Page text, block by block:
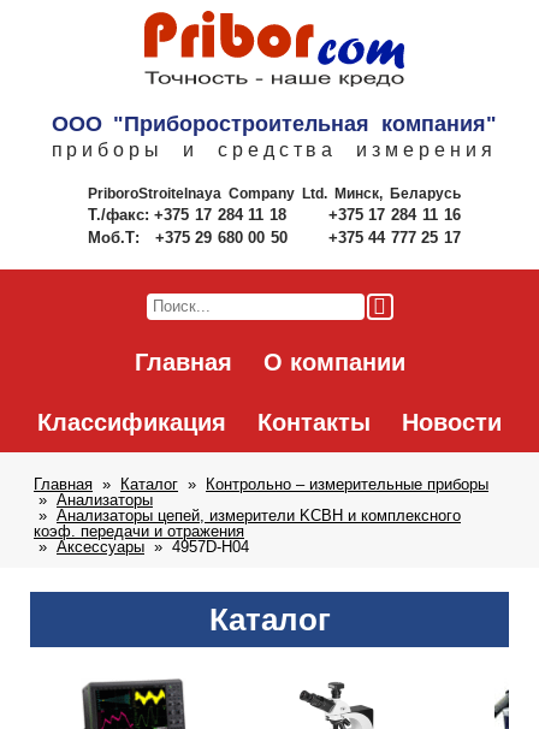
ООО "Приборостроительная компания"
приборы и средства измерения
PriboroStroitelnaya Company Ltd.Минск, Беларусь
Т./факс: +375 17 284 11 18
+375 17 284 11 16
Моб.Т:
+375 29 680 00 50 +375 44 777 25 17
Главная О компании
Классификация Контакты Новости
Главная Каталог
Контрольно – измерительные приборы
Анализаторы
Анализаторы цепей, измерители KCBH и комплексного
коэф. передачи и отражения
Аксессуары
4957D-H04
Каталог